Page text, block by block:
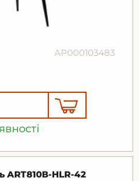
АР000103483
ART810В-HLR-42